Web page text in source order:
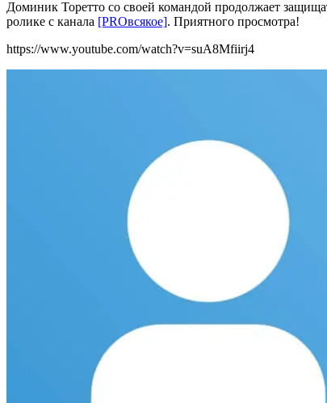
Доминик Торетто со своей командой продолжает
ролике с канала [PROвсякое]. Приятного просмотра!
https://www.youtube.com/watch?v=suA8Mfiirj4